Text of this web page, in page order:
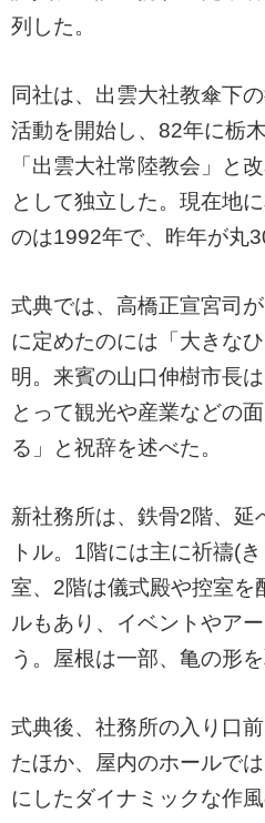
列した。
同社は、出雲大社教傘下
活動を開始し、82年に栃
「出雲大社常陸教会」と
として独立した。現在地
のは1992年で、昨年が丸
式典では、高橋正宣宮司
に定めたのには「大きな
明。来賓の山口伸樹市長
とって観光や産業などの
る」と祝辞を述べた。
新社務所は、鉄骨2階、延
トル。1階には主に祈禱(
室、2階は儀式殿や控室を
ルもあり、イベントやア
う。屋根は一部、亀の形を
式典後、社務所の入り口
たほか、屋内のホールで
にしたダイナミックな作